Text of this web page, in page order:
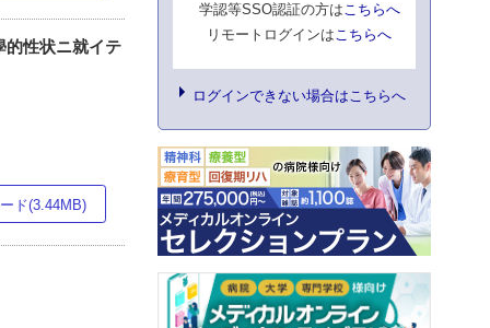
的性状ニ就イテ
ド(3.44MB)
学認等SSO認証の方はこちらへ
リモートログインはこちらへ
ログインできない場合はこちらへ